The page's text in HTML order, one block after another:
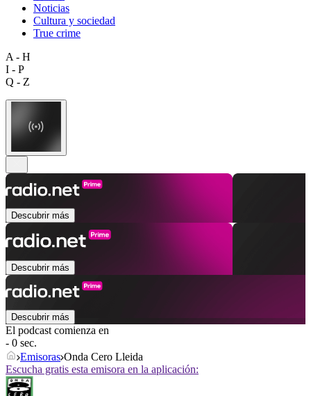
Noticias
Cultura y sociedad
True crime
A - H
I - P
Q - Z
Descubrir más
Descubrir más
Descubrir más
El podcast comienza en
- 0 sec.
Emisoras Onda Cero Lleida
Escucha gratis esta emisora en la aplicación: